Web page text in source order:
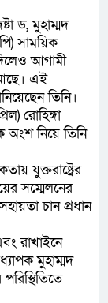
আন্দোলনে
: প্রধানমন্ত্রী
মেডিকেল
ড, মুহাম্মদ
সাময়িক
আগামী
এই
তিনি।
রোহিঙ্গা
নিয়ে তিনি
যুক্তরাষ্ট্রের
সম্মেলনের
চান প্রধান
রাখাইনে
মুহাম্মদ